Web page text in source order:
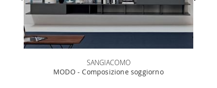
SANGIACOMO
MODO - Composizione soggiorno